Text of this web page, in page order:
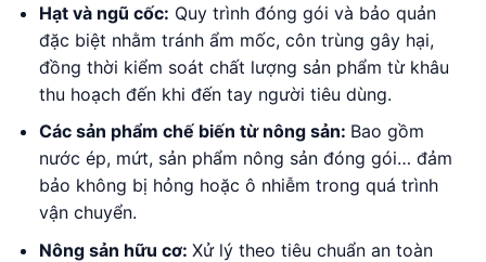
Hạt và ngũ cốc: Quy trình đóng gói và bảo quản
đặc biệt nhằm tránh ẩm mốc, côn trùng gây hại,
đồng thời kiểm soát chất lượng sản phẩm từ khâu
thu hoạch đến khi đến tay người tiêu dùng.
Các sản phẩm chế biến từ nông sản: Bao gồm
nước ép, mứt, sản phẩm nông sản đóng gói… đảm
bảo không bị hỏng hoặc ô nhiễm trong quá trình
vận chuyển.
Nông sản hữu cơ: Xử lý theo tiêu chuẩn an toàn